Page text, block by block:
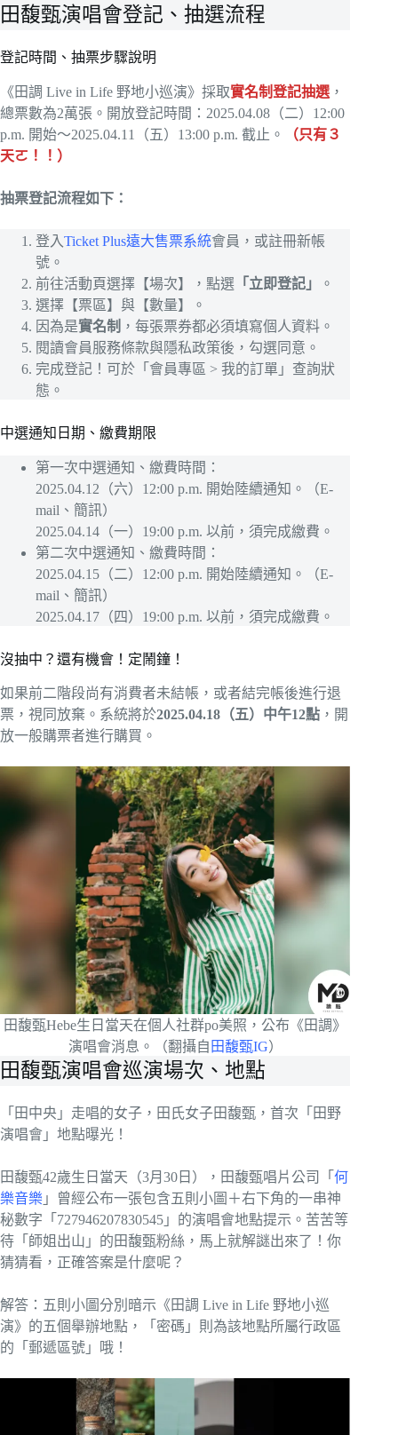
田馥甄演唱會登記、抽選流程
登記時間、抽票步驟說明
《田調 Live in Life 野地小巡演》採取實名制登記抽選 ，
總票數為2萬張。開放登記時間：2025.04.08（二）12:00
p.m. 開始～2025.04.11（五）13:00 p.m. 截止。
（只有３
天ㄛ！！）
抽票登記流程如下：
登入Ticket Plus遠大售票系統會員，或註冊新帳
號。
前往活動頁選擇【場次】，點選 「立即登記」
。
選擇【票區】與【數量】。
因為是實名制 ，每張票券都必須填寫個人資料。
閱讀會員服務條款與隱私政策後，勾選同意。
完成登記！可於「會員專區 > 我的訂單」查詢狀
態。
中選通知日期、繳費期限
第一次中選通知、繳費時間：
2025.04.12（六）12:00 p.m. 開始陸續通知。（E-
mail、簡訊）
2025.04.14（一）19:00 p.m. 以前，須完成繳費。
第二次中選通知、繳費時間：
2025.04.15（二）12:00 p.m. 開始陸續通知。（E-
mail、簡訊）
2025.04.17（四）19:00 p.m. 以前，須完成繳費。
沒抽中？還有機會！定鬧鐘！
如果前二階段尚有消費者未結帳，或者結完帳後進行退
票，視同放棄。系統將於2025.04.18（五）中午12點 ，開
放一般購票者進行購買。
田馥甄Hebe生日當天在個人社群po美照，公布《田調》
演唱會消息。（翻攝自 田馥甄IG）
田馥甄演唱會巡演場次、地點
「田中央」走唱的女子，田氏女子田馥甄，首次「田野
演唱會」地點曝光！
田馥甄42歲生日當天（3月30日），田馥甄唱片公司「 何
樂音樂 」曾經公布一張包含五則小圖＋右下角的一串神
秘數字「727946207830545」的演唱會地點提示。苦苦等
待「師姐出山」的田馥甄粉絲，馬上就解謎出來了！你
猜猜看，正確答案是什麼呢？
解答：五則小圖分別暗示《田調 Live in Life 野地小巡
演》的五個舉辦地點，「密碼」則為該地點所屬行政區
的「郵遞區號」哦！